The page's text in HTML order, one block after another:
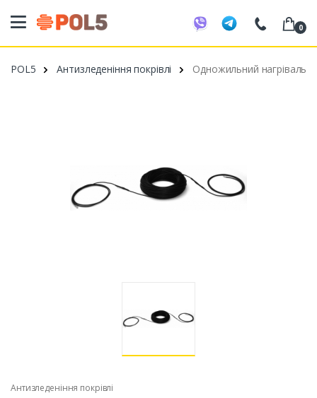
098 20 52 818
099 53 43 210
0
POL5 Антизледеніння покрівлі Одножильний
Антизледеніння покрівлі